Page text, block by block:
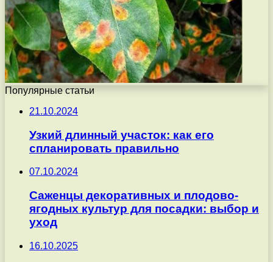
Популярные статьи
21.10.2024
Узкий длинный участок: как его
спланировать правильно
07.10.2024
Саженцы декоративных и плодово-
ягодных культур для посадки: выбор и
уход
16.10.2025